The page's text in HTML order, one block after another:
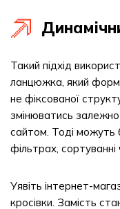
Такий підхід
ланцюжка, який
не фіксованої
змінюватись залежно
сайтом. Тоді можуть
фільтрах,
Уявіть інтернет-
кросівки. Замість